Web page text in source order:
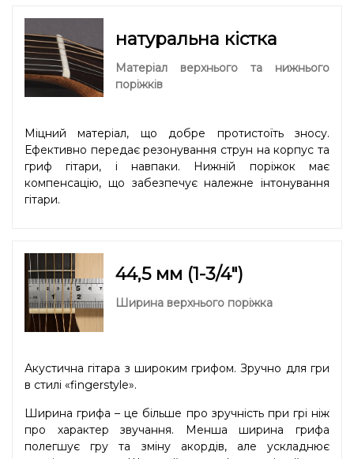
натуральна кістка
Матеріал верхнього та нижнього
поріжків
Міцний матеріал, що добре протистоїть зносу.
Ефективно передає резонування струн на корпус та
гриф гітари, і навпаки. Нижній поріжок має
компенсацію, що забезпечує належне інтонування
гітари.
44,5 мм (1-3/4″)
Ширина верхнього поріжка
Акустична гітара з широким грифом. Зручно для гри
в стилі «fingerstyle».
Ширина грифа – це більше про зручність при грі ніж
про характер звучання. Менша ширина грифа
полегшує гру та зміну акордів, але ускладнює